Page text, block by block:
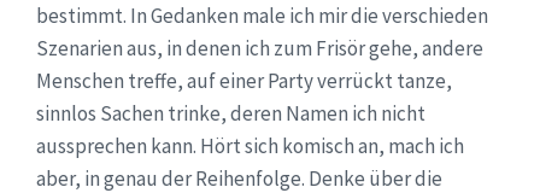
bestimmt. In Gedanken male ich mir die verschieden
Szenarien aus, in denen ich zum Frisör gehe, andere
Menschen treffe, auf einer Party verrückt tanze,
sinnlos Sachen trinke, deren Namen ich nicht
aussprechen kann. Hört sich komisch an, mach ich
aber, in genau der Reihenfolge. Denke über die